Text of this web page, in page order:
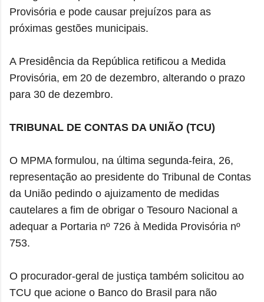
Provisória e pode causar prejuízos para as
próximas gestões municipais.
A Presidência da República retificou a Medida
Provisória, em 20 de dezembro, alterando o prazo
para 30 de dezembro.
TRIBUNAL DE CONTAS DA UNIÃO (TCU)
O MPMA formulou, na última segunda-feira, 26,
representação ao presidente do Tribunal de Contas
da União pedindo o ajuizamento de medidas
cautelares a fim de obrigar o Tesouro Nacional a
adequar a Portaria nº 726 à Medida Provisória nº
753.
O procurador-geral de justiça também solicitou ao
TCU que acione o Banco do Brasil para não